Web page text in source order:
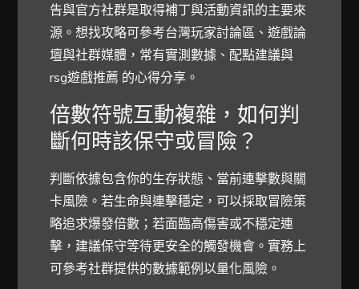
告與官方社群是取得補丁與活動資訊的主要來
源。想找攻略可參考台灣玩家討論區、遊戲論
壇與社群媒體，常有實測數據、配點建議與
rsg遊戲推薦 的心得分享。
倍數符號互動複雜，如何判
斷何時該保守或冒險？
判斷依據包含你的生存狀態、當前連擊數與關
卡風險。若生命與連擊穩定，可以採取冒險策
略追求爆發倍數；若面臨高傷害或不穩定連
擊，建議保守等待更安全的觸發機會。實務上
可參考社群提供的數據範例以量化風險。